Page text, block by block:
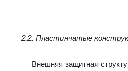
2.2. Пластинчатые
Внешняя защитная